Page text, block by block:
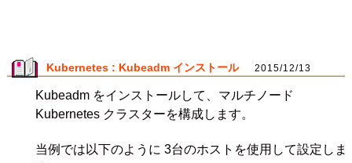
Kubernetes : Kubeadm インストール 2015/12/13
Kubeadm をインストールして、マルチノード
Kubernetes クラスターを構成します。
当例では以下のように 3台のホストを使用して設定しま